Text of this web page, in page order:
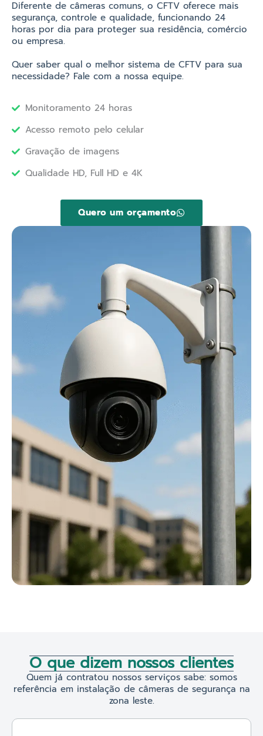
Diferente de câmeras comuns, o CFTV oferece mais
segurança, controle e qualidade, funcionando 24
horas por dia para proteger sua residência, comércio
ou empresa.
Quer saber qual o melhor sistema de CFTV para sua
necessidade? Fale com a nossa equipe.
Monitoramento 24 horas
Acesso remoto pelo celular
Gravação de imagens
Qualidade HD, Full HD e 4K
Quero um orçamento
O que dizem nossos clientes
Quem já contratou nossos serviços sabe: somos
referência em instalação de câmeras de segurança na
zona leste.